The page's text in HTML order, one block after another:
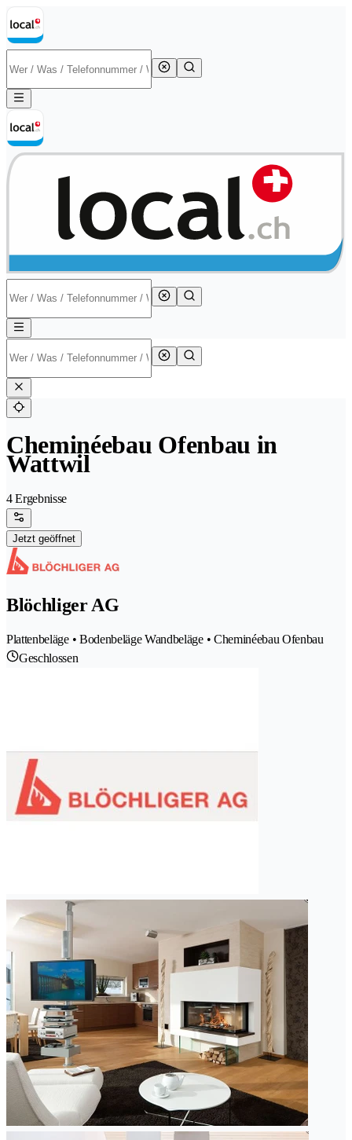
Cheminéebau Ofenbau in
Wattwil
4 Ergebnisse
Jetzt geöffnet
Blöchliger AG
Plattenbeläge • Bodenbeläge Wandbeläge • Cheminéebau Ofenbau
Geschlossen